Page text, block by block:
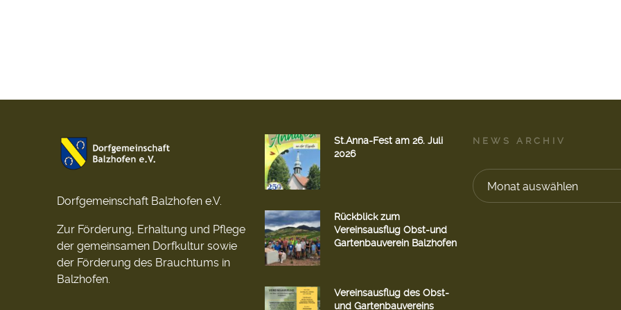
Dorfgemeinschaft Balzhofen e.V.
Zur Förderung, Erhaltung und Pflege
der gemeinsamen Dorfkultur sowie
der Förderung des Brauchtums in
Balzhofen.
St.Anna-Fest am 26. Juli
2026
Rückblick zum
Vereinsausflug Obst-und
Gartenbauverein Balzhofen
Vereinsausflug des Obst-
und Gartenbauvereins
NEWS ARCHIV
Monat auswählen